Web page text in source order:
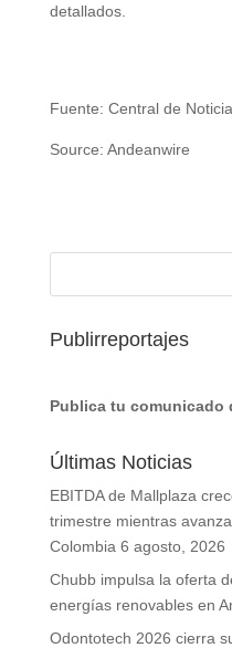
detallados.
Fuente: Central de
Source: Andeanwire
Publirreportajes
Publica tu comunicado
Últimas Noticias
EBITDA de Mallplaza
trimestre mientras
Colombia 6 agosto, 2026
Chubb impulsa la oferta
energías renovables en
Odontotech 2026 cierra